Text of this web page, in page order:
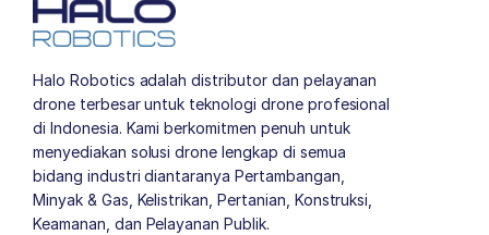
Halo Robotics adalah distributor dan pelayanan
drone terbesar untuk teknologi drone profesional
di Indonesia. Kami berkomitmen penuh untuk
menyediakan solusi drone lengkap di semua
bidang industri diantaranya Pertambangan,
Minyak & Gas, Kelistrikan, Pertanian, Konstruksi,
Keamanan, dan Pelayanan Publik.